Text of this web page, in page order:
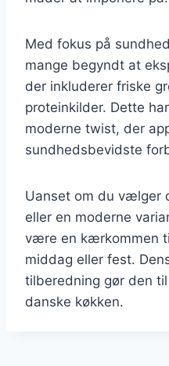
Med fokus på
mange begyndt at
der inkluderer friske
proteinkilder. Dette
moderne twist, der
sundhedsbevidste
Uanset om du vælger
eller en moderne
være en kærkommen
middag eller fest.
tilberedning gør den
danske køkken.